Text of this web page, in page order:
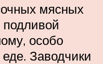
мясных
подливой
особо
Заводчики